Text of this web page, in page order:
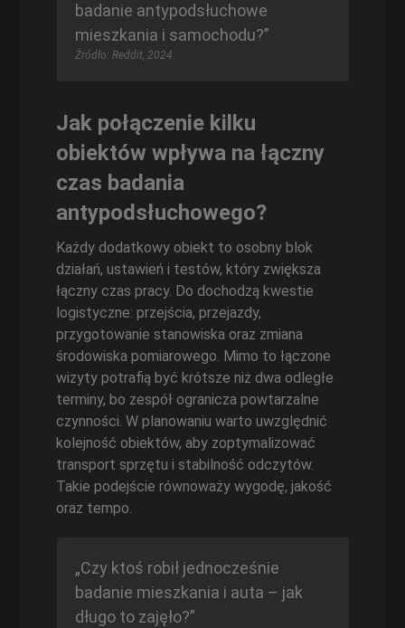
badanie antypodsłuchowe
mieszkania i samochodu?”
Źródło: Reddit, 2024.
Jak połączenie kilku
obiektów wpływa na łączny
czas badania
antypodsłuchowego?
Każdy dodatkowy obiekt to osobny blok
działań, ustawień i testów, który zwiększa
łączny czas pracy. Do dochodzą kwestie
logistyczne: przejścia, przejazdy,
przygotowanie stanowiska oraz zmiana
środowiska pomiarowego. Mimo to łączone
wizyty potrafią być krótsze niż dwa odległe
terminy, bo zespół ogranicza powtarzalne
czynności. W planowaniu warto uwzględnić
kolejność obiektów, aby zoptymalizować
transport sprzętu i stabilność odczytów.
Takie podejście równoważy wygodę, jakość
oraz tempo.
„Czy ktoś robił jednocześnie
badanie mieszkania i auta – jak
długo to zajęło?”